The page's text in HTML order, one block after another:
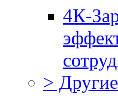
4К-
> Другие